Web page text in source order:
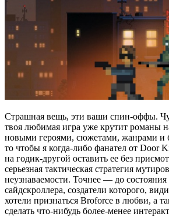
Страшная вещь, эти ваши спин-оффы.
твоя любимая игра уже крутит романы
новыми героями, сюжетами, жанрами и
то чтобы я когда-либо фанател от Door
на годик-другой оставить ее без
серьезная тактическая стратегия
неузнаваемости. Точнее — до состояния
сайдскроллера, создатели которого,
хотели признаться Broforce в любви, а
сделать что-нибудь более-менее